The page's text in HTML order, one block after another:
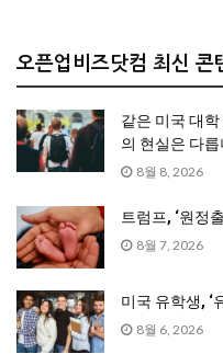
오픈업비즈닷컴 최신 콘
같은 미국 대
의 현실은 다
8월 8, 2026
트럼프, ‘원정
8월 7, 2026
미국 유학생, ‘
8월 6, 2026